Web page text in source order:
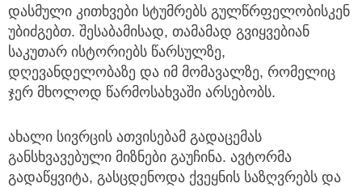
დასმული კითხვები სტუმრებს გულწრფელობისკენ
უბიძგებთ. შესაბამისად, თამამად გვიყვებიან
საკუთარ ისტორიებს წარსულზე,
დღევანდელობაზე და იმ მომავალზე, რომელიც
ჯერ მხოლოდ წარმოსახვაში არსებობს.
ახალი სივრცის ათვისებამ გადაცემას
განსხვავებული მიზნები გაუჩინა. ავტორმა
გადაწყვიტა, გასცდენოდა ქვეყნის საზღვრებს და